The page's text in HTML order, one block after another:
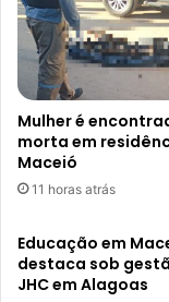
Mulher é
morta em
Maceió
11 horas atrás
Educação em
destaca sob
JHC em Alagoas